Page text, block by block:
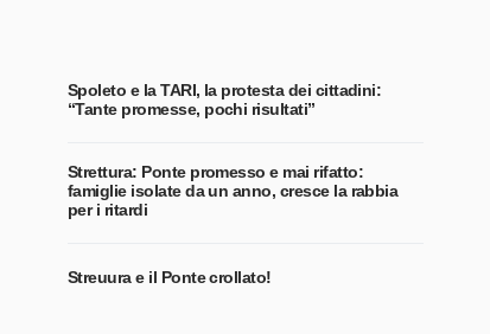
Spoleto e la TARI, la protesta dei cittadini:
“Tante promesse, pochi risultati”
Strettura: Ponte promesso e mai rifatto:
famiglie isolate da un anno, cresce la rabbia
per i ritardi
Streuura e il Ponte crollato!